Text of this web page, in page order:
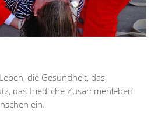
die Gesundheit, das
das friedliche Zusammenleben
ein.